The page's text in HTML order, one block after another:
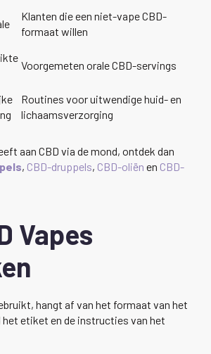
Klanten die een niet-vape CBD-
formaat willen
Voorgemeten orale CBD-servings
Routines voor uitwendige huid- en
lichaamsverzorging
aan CBD via de mond, ontdek dan
, CBD-druppels, CBD-oliën en CBD-
Vapes
hangt af van het formaat van het
etiket en de instructies van het